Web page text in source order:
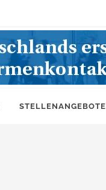
STELLENANGEBOTE